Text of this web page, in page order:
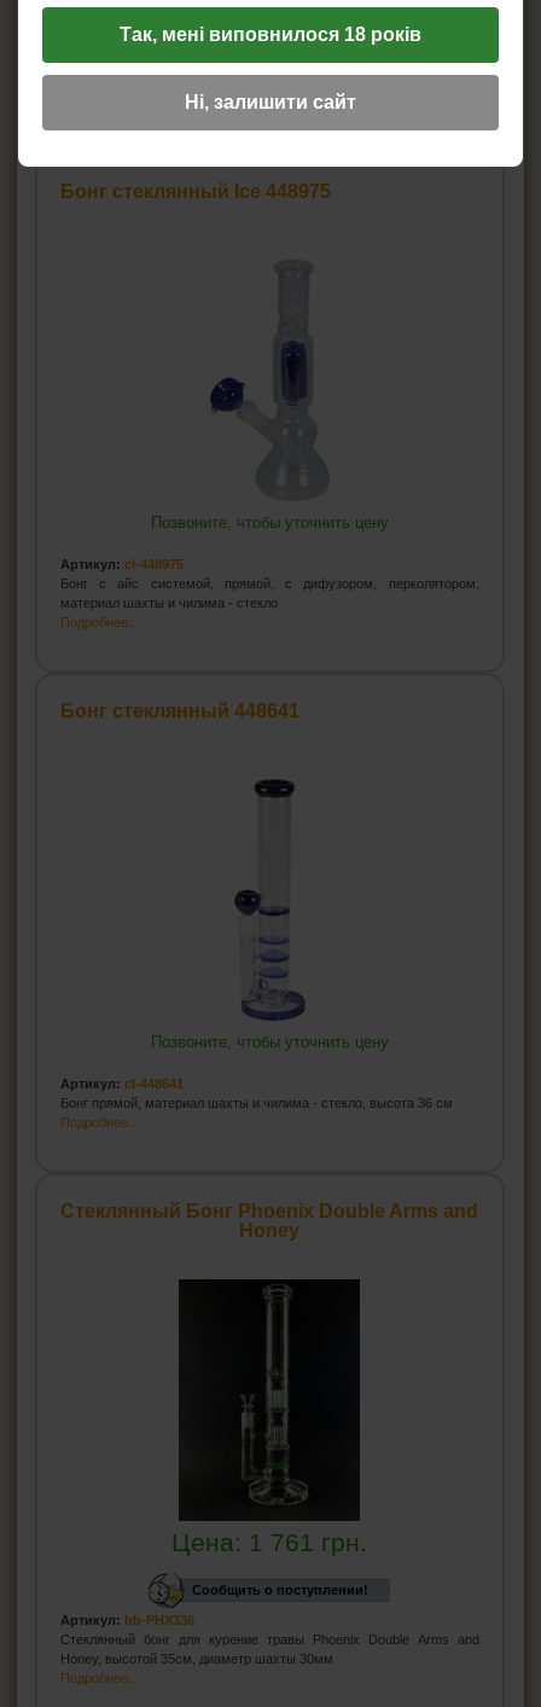
Артикул:bb-QN19
Чаша для даббинга Banger Quartz,из термостойкого
Бонг стеклянный Ice 448975
Позвоните, чтобы уточнить цену
Артикул: cl-448975
Бонг с айс системой, прямой, с дифузором, перколятором,
материал шахты и чилима - стекло
Подробнее...
Бонг стеклянный 448641
Позвоните, чтобы уточнить цену
Артикул: cl-448641
Бонг прямой, материал шахты и чилима - стекло, высота 36 см
Подробнее...
Стеклянный Бонг Phoenix Double Arms and
Honey
Цена: 1 761 грн.
Сообщить о поступлении!
Артикул: bb-PHX336
Стеклянный бонг для курение травы Phoenix Double Arms and
Honey, высотой 35см, диаметр шахты 30мм
Подробнее...
Так, мені виповнилося 18 років
Ні, залишити сайт